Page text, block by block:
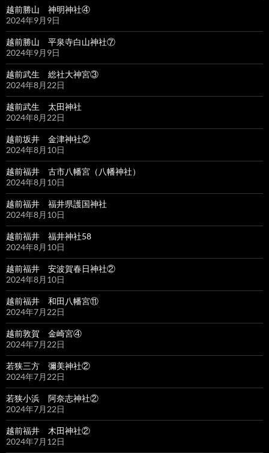
越前勝山 神明神社④
2024年9月9日
越前勝山 平泉寺白山神社⑦
2024年9月9日
越前武生 総社大神宮③
2024年8月22日
越前武生 太田神社
2024年8月22日
越前坂井 金津神社②
2024年8月10日
越前福井 古市八幡宮（八幡神社）
2024年8月10日
越前福井 福井県護国神社
2024年8月10日
越前福井 福井神社58
2024年8月10日
越前福井 安波賀春日神社②
2024年8月10日
越前福井 和田八幡宮⑪
2024年7月22日
越前敦賀 金崎宮④
2024年7月22日
若狭三方 彌美神社②
2024年7月22日
若狭小浜 阿奈志神社②
2024年7月22日
越前福井 木田神社②
2024年7月12日